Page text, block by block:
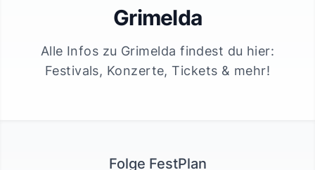
Grimelda
Alle Infos zu Grimelda findest du hier:
Festivals, Konzerte, Tickets & mehr!
Folge FestPlan